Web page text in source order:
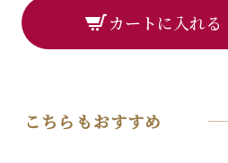
カートに入れる
こちらもおすすめ